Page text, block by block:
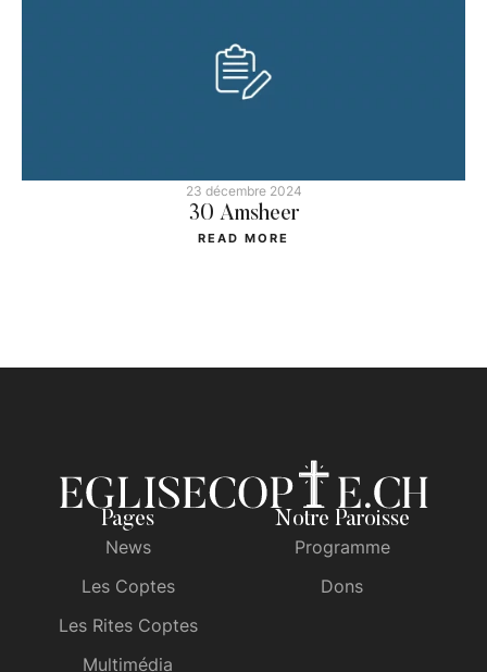
23 décembre 2024
30 Amsheer
READ MORE
Pages
News
Les Coptes
Les Rites Coptes
Multimédia
Notre Paroisse
Programme
Dons